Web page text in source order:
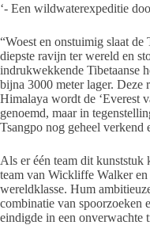
‘- Een wildwaterexpeditie
“Woest en onstuimig slaat
diepste ravijn ter wereld en
indrukwekkende Tibetaanse
bijna 3000 meter lager. Deze
Himalaya wordt de ‘Everest
genoemd, maar in
Tsangpo nog geheel verkend
Als er één team dit kunststuk
team van Wickliffe Walker
wereldklasse. Hum
combinatie van spoorzoeken
eindigde in een onverwachte